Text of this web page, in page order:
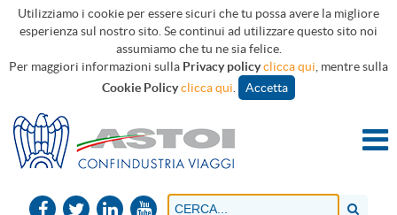
Utilizziamo i cookie per essere sicuri che tu possa avere la migliore
esperienza sul nostro sito. Se continui ad utilizzare questo sito noi
assumiamo che tu ne sia felice.
Per maggiori informazioni sulla Privacy policyclicca qui , mentre sulla
Cookie Policyclicca qui Accetta